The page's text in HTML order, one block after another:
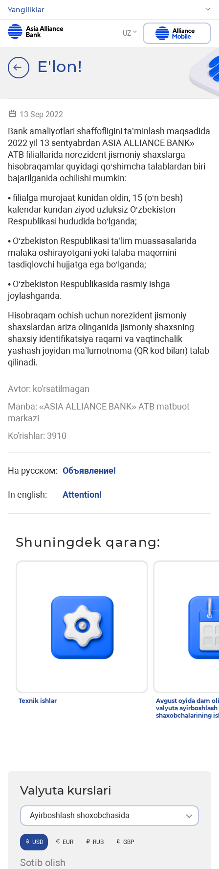
Yangiliklar
UZ
Eʹlon!
13 Sep 2022
Bank amaliyotlari shaffofligini taʼminlash maqsadida
2022 yil 13 sentyabrdan ASIA ALLIANCE BANK»
ATB filiallarida norezident jismoniy shaxslarga
hisobraqamlar quyidagi qo‘shimcha talablardan biri
bajarilganida ochilishi mumkin:
• filialga murojaat kunidan oldin, 15 (o‘n besh)
kalendar kundan ziyod uzluksiz O‘zbekiston
Respublikasi hududida bo‘lganda;
• O‘zbekiston Respublikasi taʼlim muassasalarida
malaka oshirayotgani yoki talaba maqomini
tasdiqlovchi hujjatga ega bo‘lganda;
• O‘zbekiston Respublikasida rasmiy ishga
joylashganda.
Hisobraqam ochish uchun norezident jismoniy
shaxslardan ariza olinganida jismoniy shaxsning
shaxsiy identifikatsiya raqami va vaqtinchalik
yashash joyidan maʼlumotnoma (QR kod bilan) talab
qilinadi.
Avtor: ko'rsatilmagan
Manba: «ASIA ALLIANCE BANK» ATB matbuot
markazi
Ko'rishlar: 3910
На русском: Объявление!
In english: Attention!
Shuningdek qarang:
Texnik ishlar
Avgust oyida dam
valyuta ayirboshlash
shaxobchalarining
Valyuta kurslari
Ayirboshlash shoxobchasida
USD EUR RUB GBP
Sotib olish